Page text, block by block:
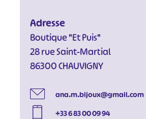
Adresse
Boutique "Et Puis"
28 rue Saint-Martial
86300 CHAUVIGNY
ana.m.bijoux@gmail.com
+33 6 83 00 09 94